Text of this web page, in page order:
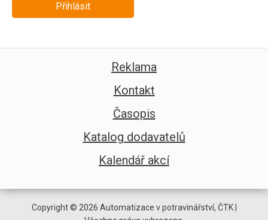
Přihlásit
Reklama
Kontakt
Časopis
Katalog dodavatelů
Kalendář akcí
Copyright © 2026 Automatizace v potravinářství, ČTK |